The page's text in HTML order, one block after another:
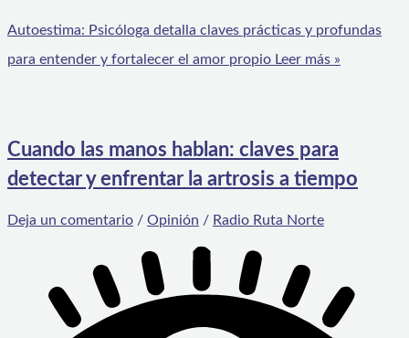
Autoestima: Psicóloga detalla claves prácticas y profundas
para entender y fortalecer el amor propio Leer más »
Cuando las manos hablan: claves para
detectar y enfrentar la artrosis a tiempo
Deja un comentario / Opinión / Radio Ruta Norte